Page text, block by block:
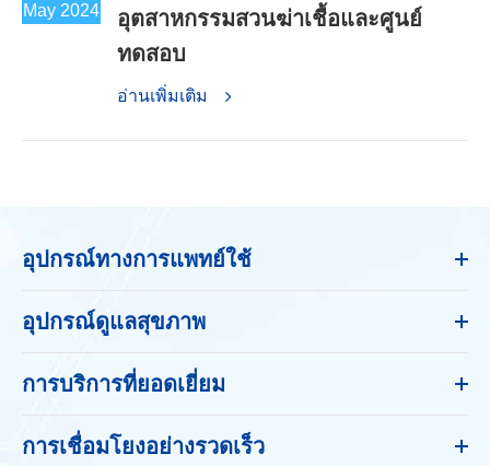
May 2024
อุตสาหกรรมสวนฆ่าเชื้อและศูนย์
ทดสอบ
อ่านเพิ่มเติม
อุปกรณ์ทางการแพทย์ใช้
อุปกรณ์ดูแลสุขภาพ
การบริการที่ยอดเยี่ยม
การเชื่อมโยงอย่างรวดเร็ว